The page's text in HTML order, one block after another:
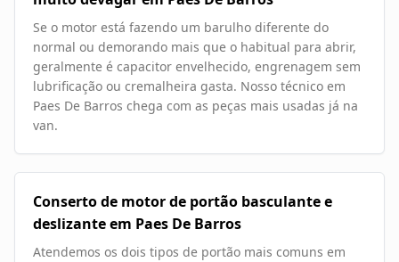
Se o motor está fazendo um barulho diferente do
normal ou demorando mais que o habitual para abrir,
geralmente é capacitor envelhecido, engrenagem sem
lubrificação ou cremalheira gasta. Nosso técnico em
Paes De Barros chega com as peças mais usadas já na
van.
Conserto de motor de portão basculante e
deslizante em Paes De Barros
Atendemos os dois tipos de portão mais comuns em